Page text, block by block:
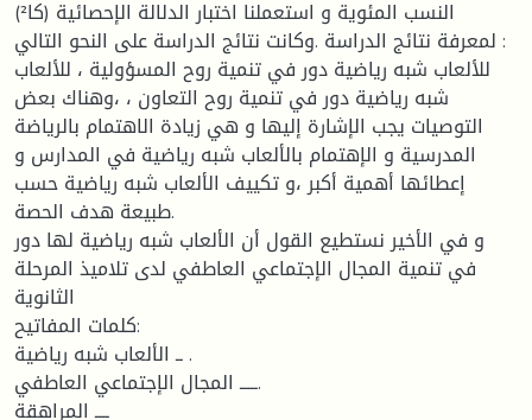
النسب المئوية و استعملنا اختبار الدلالة الإحصائية (كا²)
لمعرفة نتائج الدراسة .وكانت نتائج الدراسة على النحو التالي :
للألعاب شبه رياضية دور في تنمية روح المسؤولية ، للألعاب
شبه رياضية دور في تنمية روح التعاون ، ،وهناك بعض
التوصيات يجب الإشارة إليها و هي زيادة الاهتمام بالرياضة
المدرسية و الإهتمام بالألعاب شبه رياضية في المدارس و
إعطائها أهمية أكبر ،و تكييف الألعاب شبه رياضية حسب
طبيعة هدف الحصة.
و في الأخير نستطيع القول أن الألعاب شبه رياضية لها دور
في تنمية المجال الإجتماعي العاطفي لدى تلاميذ المرحلة
الثانوية
كلمات المفاتيح:
ــ الألعاب شبه رياضية .
ـــــ المجال الإجتماعي العاطفي.
ــــ المراهقة